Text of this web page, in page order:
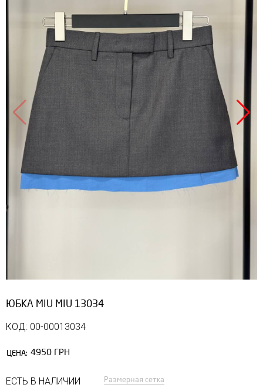
ЮБКА MIU MIU 13034
КОД: 00-00013034
ЦЕНА: 4950 ГРН
ЕСТЬ В НАЛИЧИИ Размерная сетка